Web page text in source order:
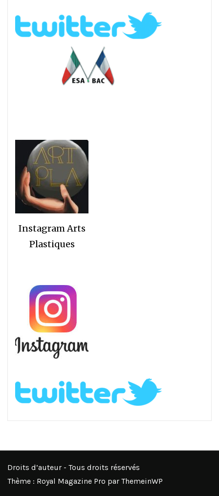
Instagram Arts
Plastiques
Droits d’auteur - Tous droits réservés
Thème : Royal Magazine Pro par ThemeinWP